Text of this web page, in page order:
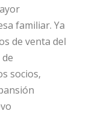
familiar. Ya
de venta del
socios,